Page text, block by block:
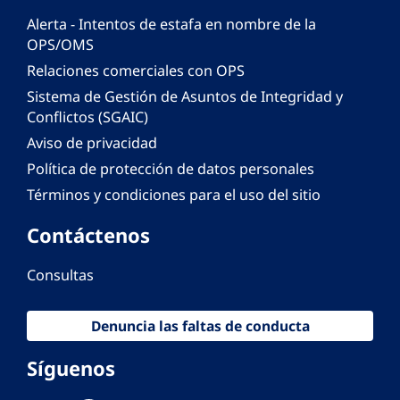
Alerta - Intentos de estafa en nombre de la
OPS/OMS
Relaciones comerciales con OPS
Sistema de Gestión de Asuntos de Integridad y
Conflictos (SGAIC)
Aviso de privacidad
Política de protección de datos personales
Términos y condiciones para el uso del sitio
Contáctenos
Consultas
Denuncia las faltas de conducta
Síguenos